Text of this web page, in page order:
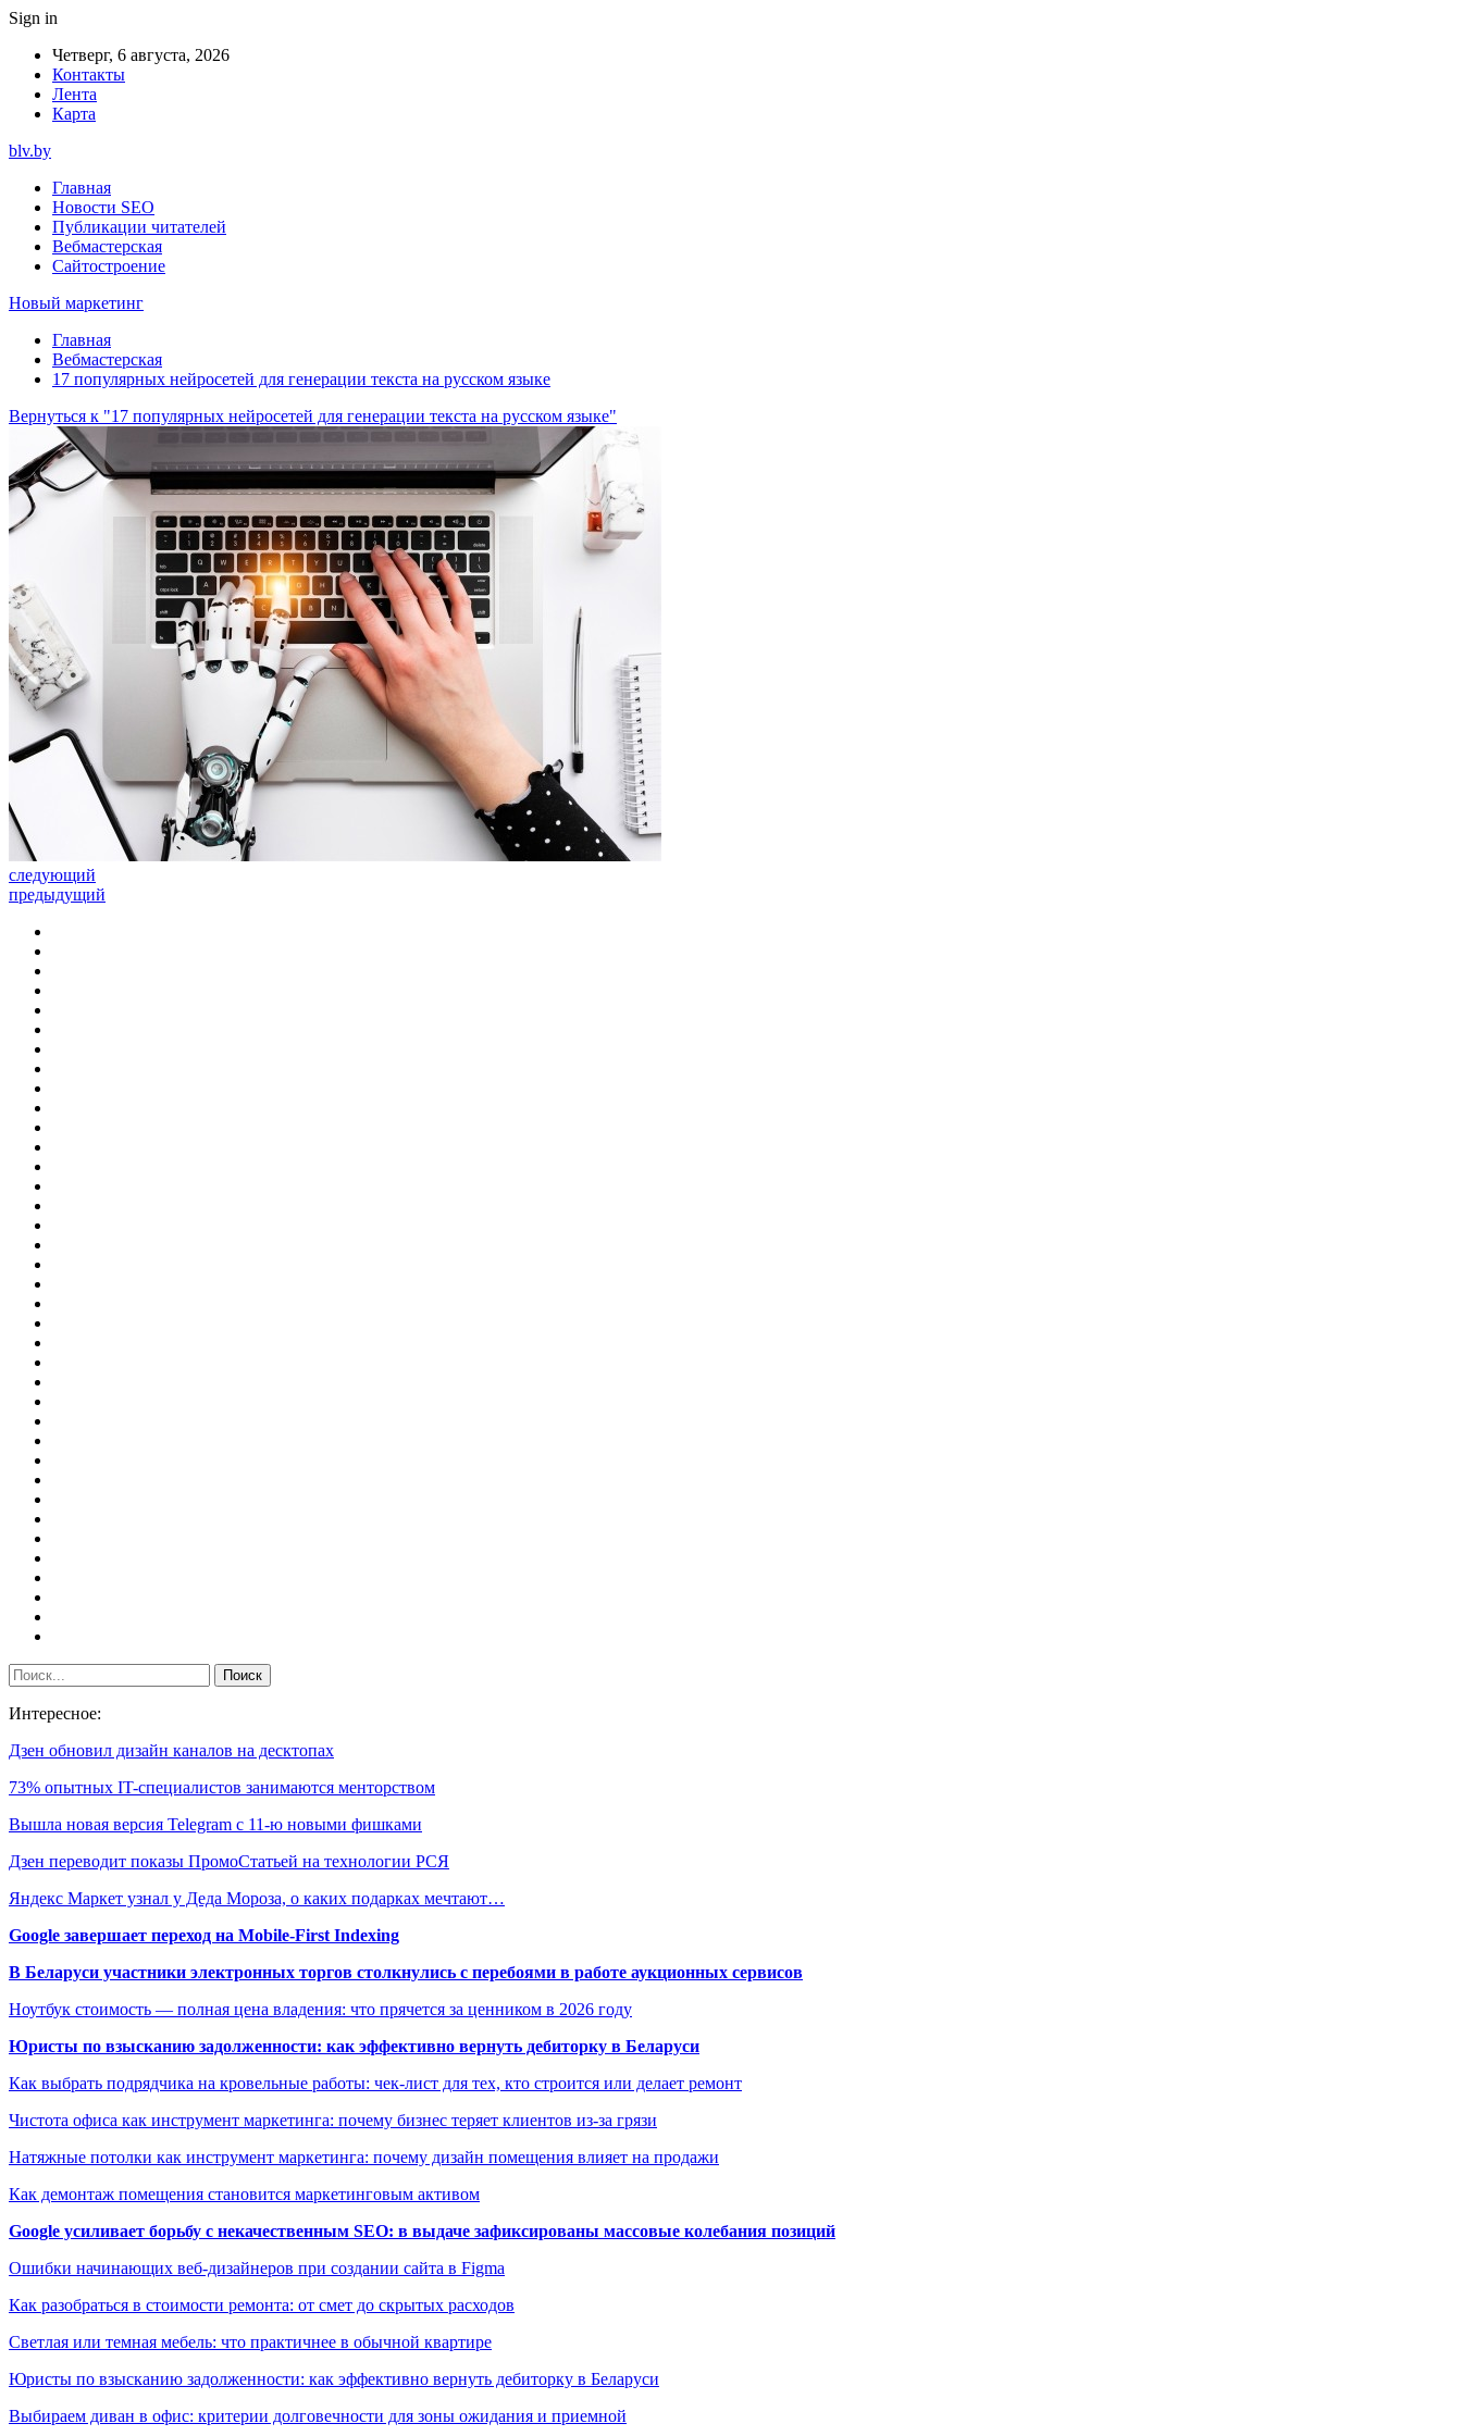
Sign in
Четверг, 6 августа, 2026
Контакты
Лента
Карта
blv.by
Главная
Новости SEO
Публикации читателей
Вебмастерская
Сайтостроение
Новый маркетинг
Главная
Вебмастерская
17 популярных нейросетей для генерации текста на русском языке
Вернуться к "17 популярных нейросетей для генерации текста на русском языке"
следующий
предыдущий
Интересное:
Дзен обновил дизайн каналов на десктопах
73% опытных IT-специалистов занимаются менторством
Вышла новая версия Telegram c 11-ю новыми фишками
Дзен переводит показы ПромоСтатьей на технологии РСЯ
Яндекс Маркет узнал у Деда Мороза, о каких подарках мечтают…
Google завершает переход на Mobile-First Indexing
В Беларуси участники электронных торгов столкнулись с перебоями в работе аукционных сервисов
Ноутбук стоимость — полная цена владения: что прячется за ценником в 2026 году
Юристы по взысканию задолженности: как эффективно вернуть дебиторку в Беларуси
Как выбрать подрядчика на кровельные работы: чек-лист для тех, кто строится или делает ремонт
Чистота офиса как инструмент маркетинга: почему бизнес теряет клиентов из-за грязи
Натяжные потолки как инструмент маркетинга: почему дизайн помещения влияет на продажи
Как демонтаж помещения становится маркетинговым активом
Google усиливает борьбу с некачественным SEO: в выдаче зафиксированы массовые колебания позиций
Ошибки начинающих веб-дизайнеров при создании сайта в Figma
Как разобраться в стоимости ремонта: от смет до скрытых расходов
Светлая или темная мебель: что практичнее в обычной квартире
Юристы по взысканию задолженности: как эффективно вернуть дебиторку в Беларуси
Выбираем диван в офис: критерии долговечности для зоны ожидания и приемной